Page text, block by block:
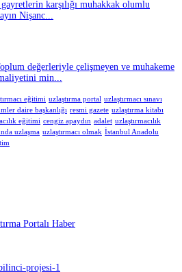
karşılığı muhakkak olumlu
Nişanc...
değerleriyle çelişmeyen ve muhakeme
min...
eğitimi uzlaştırma portal uzlaştırmacı sınavı
daire başkanlığı resmi gazete uzlaştırma kitabı
eğitimi cengiz apaydın adalet uzlaştırmacılık
uzlaşma uzlaştırmacı olmak İstanbul Anadolu